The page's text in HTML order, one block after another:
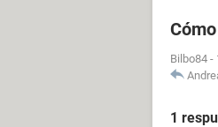
Bilbo84 -
1